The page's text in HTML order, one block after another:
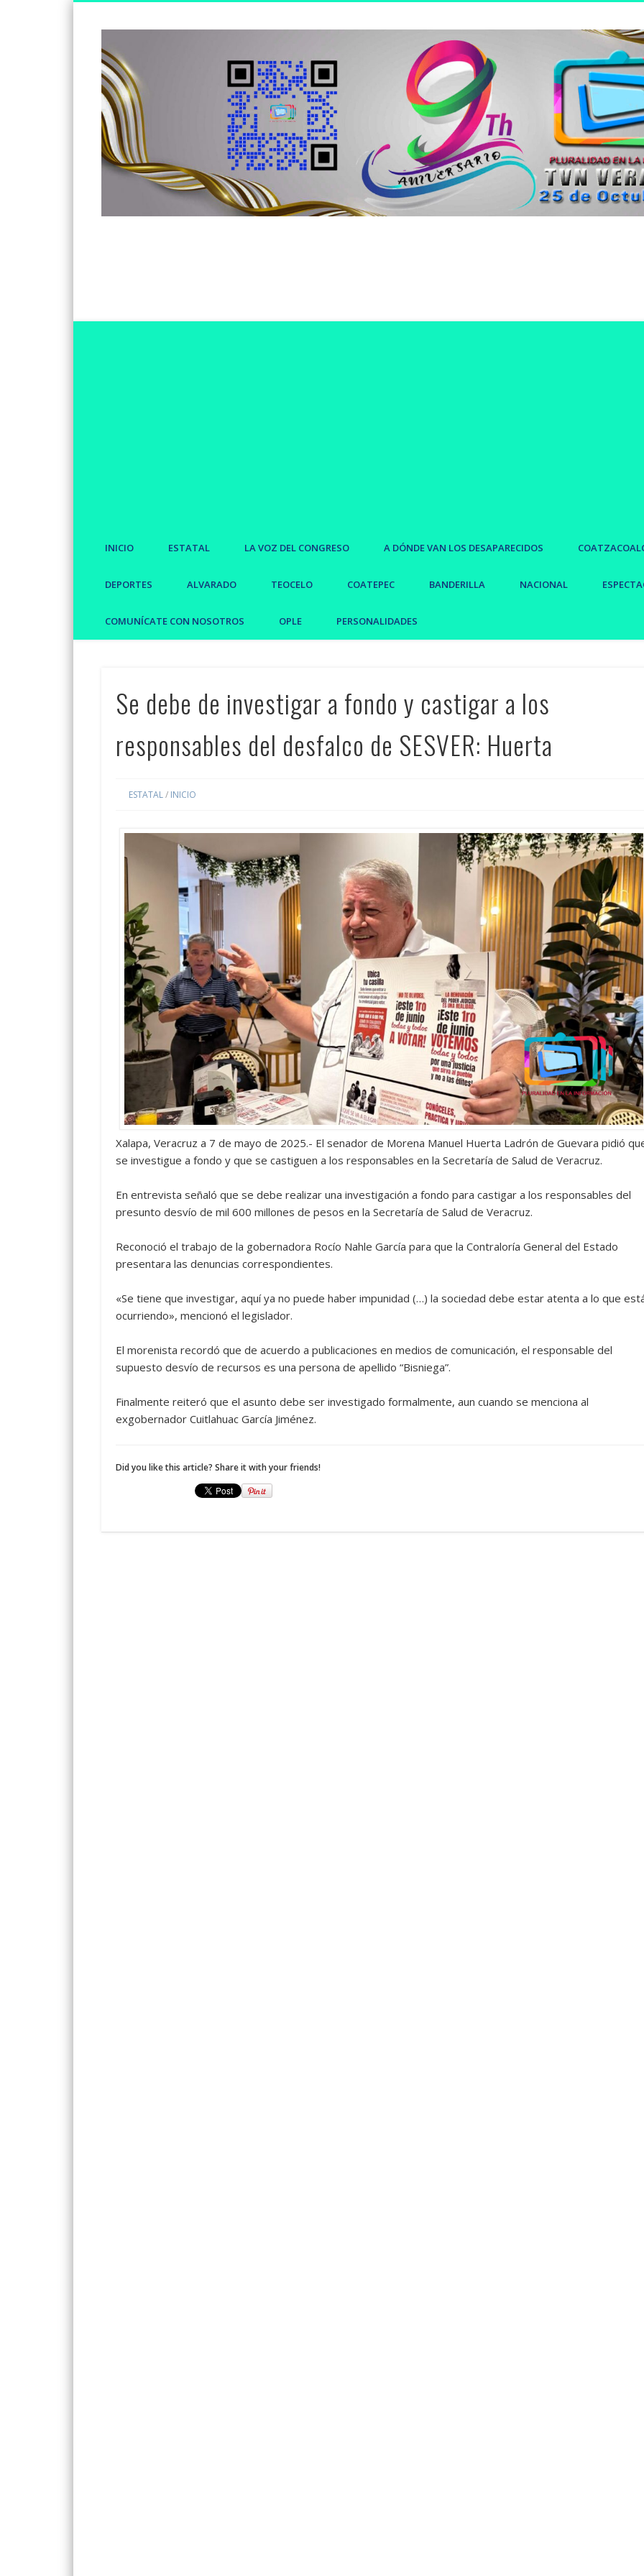
Somos un medio de información independiente, con visión joven.
INICIO ESTATAL LA VOZ DEL CONGRESO A DÓNDE VAN LOS DESAPARECIDOS
DEPORTES ALVARADO TEOCELO COATEPEC BANDERILLA NACIONAL
COMUNÍCATE CON NOSOTROS OPLE PERSONALIDADES
Se debe de investigar a fondo y castigar a los
responsables del desfalco de SESVER: Huerta
ESTATAL/ INICIO
Xalapa, Veracruz a 7 de mayo de 2025.- El senador de Morena Manuel Huerta Ladrón de Guevara pidió
se investigue a fondo y que se castiguen a los responsables en la Secretaría de Salud de Veracruz.
En entrevista señaló que se debe realizar una investigación a fondo para castigar a los responsables del
presunto desvío de mil 600 millones de pesos en la Secretaría de Salud de Veracruz.
Reconoció el trabajo de la gobernadora Rocío Nahle García para que la Contraloría General del Estado
presentara las denuncias correspondientes.
«Se tiene que investigar, aquí ya no puede haber impunidad (…) la sociedad debe estar atenta a lo que
ocurriendo», mencionó el legislador.
El morenista recordó que de acuerdo a publicaciones en medios de comunicación, el responsable del
supuesto desvío de recursos es una persona de apellido “Bisniega”.
Finalmente reiteró que el asunto debe ser investigado formalmente, aun cuando se menciona al
exgobernador Cuitlahuac García Jiménez.
Did you like this article? Share it with your friends!